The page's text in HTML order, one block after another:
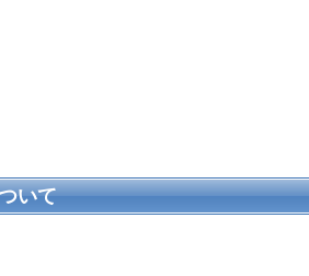
いて